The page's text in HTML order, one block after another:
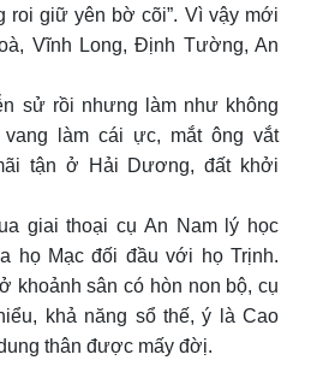
roi giữ yên bờ cõi”. Vì vậy mới
Vĩnh Long, Định Tường, An
sử rồi nhưng làm như không
làm cái ực, mắt ông vắt
tận ở Hải Dương, đất khởi
giai thoại cụ An Nam lý học
họ Mạc đối đầu với họ Trịnh.
khoảnh sân có hòn non bộ, cụ
khả năng sổ thế, ý là Cao
thân được mấy đờị.